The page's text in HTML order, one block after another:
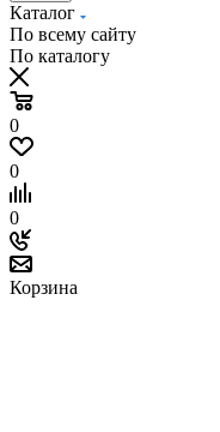
Каталог
По всему сайту
По каталогу
0
0
0
Корзина